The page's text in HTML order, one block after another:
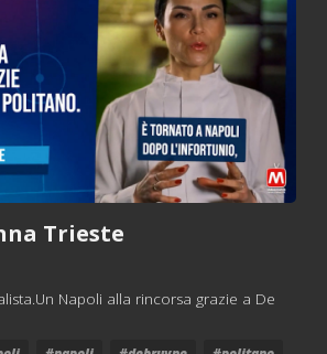
Trieste
Napoli alla rincorsa grazie a De